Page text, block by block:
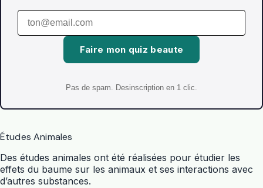
Faire mon quiz beaute
Pas de spam. Desinscription en 1 clic.
Études Animales
Des études animales ont été réalisées pour étudier les
effets du baume sur les animaux et ses interactions avec
d’autres substances.